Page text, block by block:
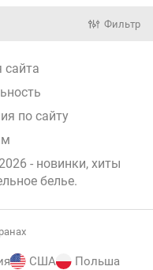
Фильтр
сайта
по сайту
- новинки, хиты
белье.
США Польша